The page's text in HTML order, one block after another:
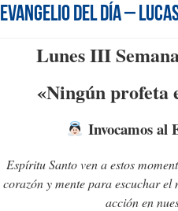
Evangelio del día –
Lunes III
«Ningún profeta
Invocamos al
Espíritu Santo ven a estos
corazón y mente para escuchar
acción en